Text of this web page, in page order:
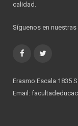
calidad.
Síguenos en
Facebook
Erasmo Escala 1835
Email: